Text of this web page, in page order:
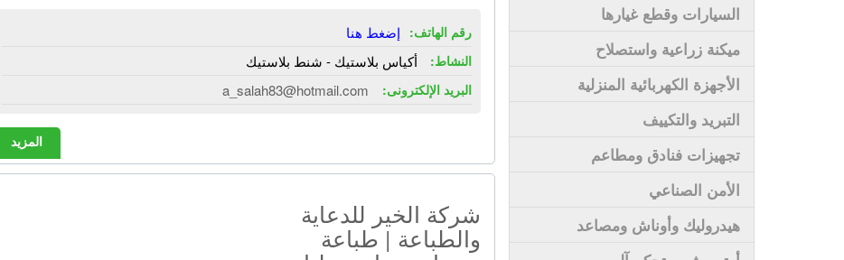
السيارات وقطع غيارها
ميكنة زراعية واستصلاح
الأجهزة الكهربائية المنزلية
التبريد والتكييف
تجهيزات فنادق ومطاعم
الأمن الصناعي
هيدروليك وأوناش ومصاعد
رقم الهاتف: إضغط هنا
النشاط: أكياس بلاستيك - شنط بلاستيك
البريد الإلكترونى: a_salah83@hotmail.com
المزيد
شركة الخير للدعاية
والطباعة | طباعة